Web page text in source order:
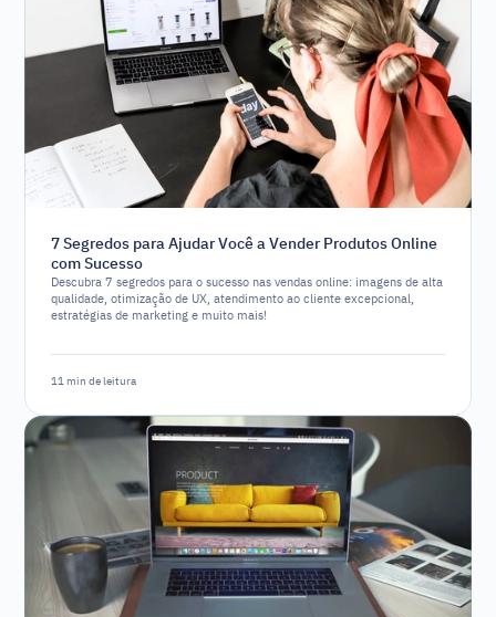
7 Segredos para Ajudar Você a Vender Produtos Online
com Sucesso
Descubra 7 segredos para o sucesso nas vendas online: imagens de alta
qualidade, otimização de UX, atendimento ao cliente excepcional,
estratégias de marketing e muito mais!
11 min de leitura